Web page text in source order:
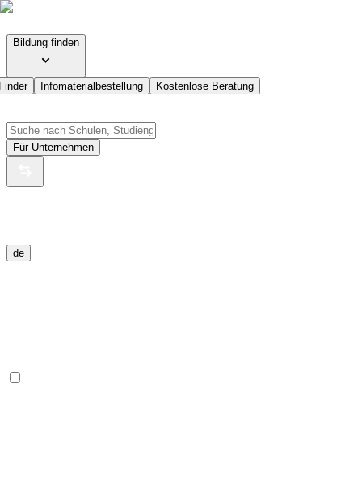
Bildung finden
Infomaterialbestellung Kostenlose Beratung
Für Unternehmen
de